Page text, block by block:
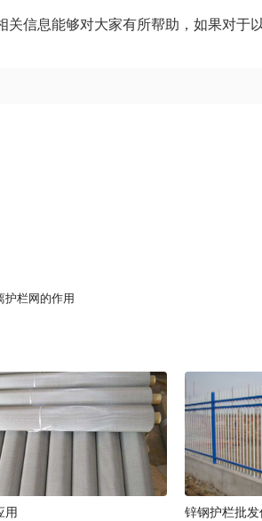
关信息能够对大家有所帮助，如果对于
护栏网的作用
用 锌钢护栏批